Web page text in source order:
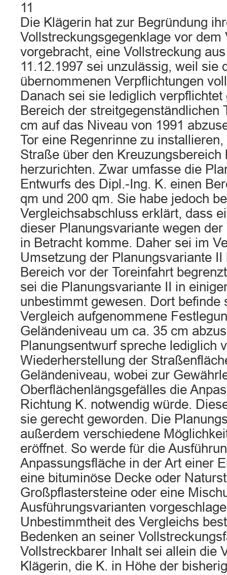
11
Die Klägerin hat zur Begründung
Vollstreckungsgegenklage vor dem
vorgebracht, eine Vollstreckung
11.12.1997 sei unzulässig, weil sie
übernommenen Verpflichtungen
Danach sei sie lediglich
Bereich der streitgegenständlichen
cm auf das Niveau von 1991
Tor eine Regenrinne zu
Straße über den Kreuzungsbereich
herzurichten. Zwar umfasse die
Entwurfs des Dipl.-Ing. K. einen
qm und 200 qm. Sie habe jedoch
Vergleichsabschluss erklärt, dass
dieser Planungsvariante wegen
in Betracht komme. Daher sei im
Umsetzung der Planungsvariante
Bereich vor der Toreinfahrt
sei die Planungsvariante II in
unbestimmt gewesen. Dort befinde
Vergleich aufgenommene
Geländeniveau um ca. 35 cm
Planungsentwurf spreche lediglich
Wiederherstellung der
Geländeniveau, wobei zur
Oberflächenlängsgefälles die
Richtung K. notwendig würde.
sie gerecht geworden. Die
außerdem verschiedene
eröffnet. So werde für die
Anpassungsfläche in der Art einer
eine bituminöse Decke oder
Großpflastersteine oder eine
Ausführungsvarianten
Unbestimmtheit des Vergleichs
Bedenken an seiner
Vollstreckbarer Inhalt sei allein die
Klägerin, die K. in Höhe der